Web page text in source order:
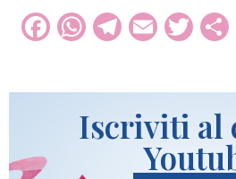
Facebook
WhatsApp
Telegram
Email
Iscriviti al